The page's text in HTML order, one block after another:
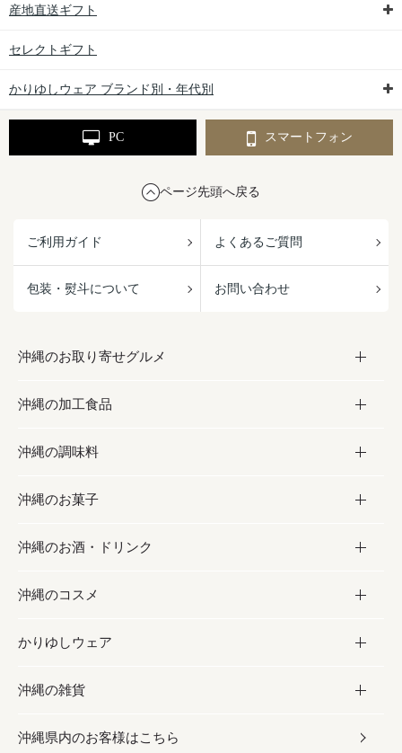
産地直送ギフト
セレクトギフト
かりゆしウェア ブランド別・年代別
PC スマートフォン
ページ先頭へ戻る
ご利用ガイド よくあるご質問
包装・熨斗について お問い合わせ
沖縄のお取り寄せグルメ
お取り寄せグルメ
フルーツ・野菜
お肉
海産物
沖縄の加工食品
加工食品
缶詰／パウチ
沖縄料理
沖縄そば／乾麺
レトルト食品
乾物／粉類
沖縄の調味料
調味料
砂糖／黒砂糖
塩
お酢／ドレッシング
しょうゆ
みそ
沖縄のお菓子
お菓子
黒糖
ちんすこう
伝統菓子
スナック
沖縄のお酒・ドリンク
お酒・ドリンク
泡盛
ビール・チューハイ
ワイン・ウィスキー・カクテル
沖縄のコスメ
コスメ
スキンケア
ボディケア
かりゆしウェア
かりゆしウェア
メンズ
沖縄の雑貨
雑貨
沖縄県内のお客様はこちら